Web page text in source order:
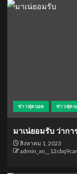
ข่าวฟุตบอล ข่าวฟุตบ
มาเน่ยอมรับ ว่าก
สิงหาคม 1, 2023